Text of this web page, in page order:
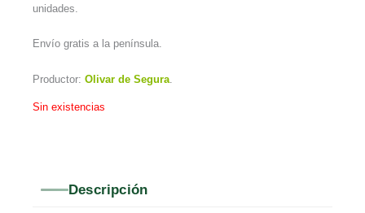
unidades.
Envío gratis a la península.
Productor: Olivar de Segura
Sin existencias
Descripción